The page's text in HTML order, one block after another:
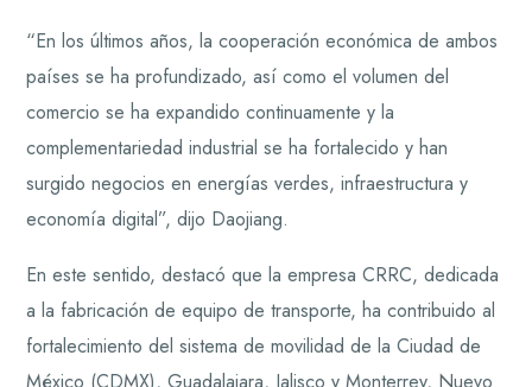
“En los últimos años, la cooperación económica de ambos
países se ha profundizado, así como el volumen del
comercio se ha expandido continuamente y la
complementariedad industrial se ha fortalecido y han
surgido negocios en energías verdes, infraestructura y
economía digital”, dijo Daojiang.
En este sentido, destacó que la empresa CRRC, dedicada
a la fabricación de equipo de transporte, ha contribuido al
fortalecimiento del sistema de movilidad de la Ciudad de